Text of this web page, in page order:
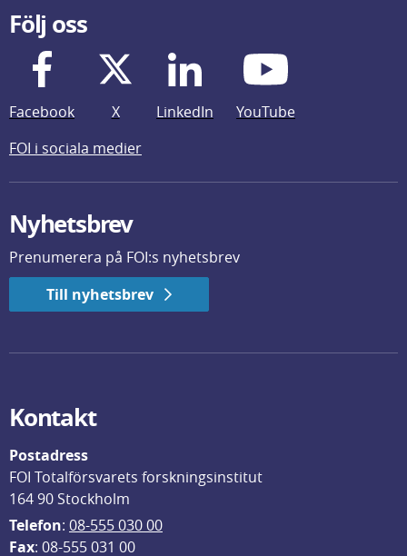
Följ oss
Facebook X LinkedIn
YouTube
FOI i sociala medier
Nyhetsbrev
Prenumerera på FOI:s nyhetsbrev
Till nyhetsbrev
Kontakt
Postadress
FOI Totalförsvarets forskningsinstitut
164 90 Stockholm
Telefon: 08-555 030 00
Fax: 08-555 031 00